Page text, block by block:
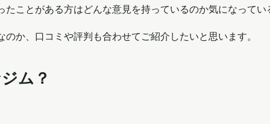
ことがある方はどんな意見を持っているのか気になって
か、口コミや評判も合わせてご紹介したいと思います。
ム？